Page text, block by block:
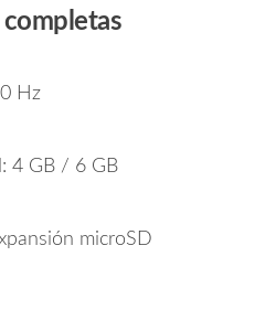
completas
Hz
4 GB / 6 GB
microSD